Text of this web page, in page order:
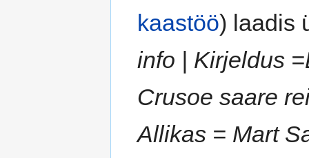
kaastöö) laadis
info | Kirjeldus
Crusoe saare
Allikas = Mart